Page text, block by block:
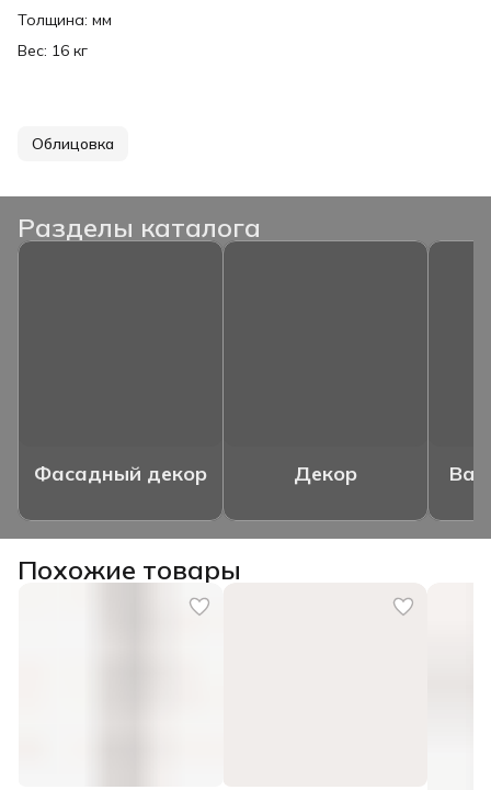
Толщина: мм
Вес: 16 кг
Облицовка
Разделы каталога
Фасадный декор Декор
Похожие товары